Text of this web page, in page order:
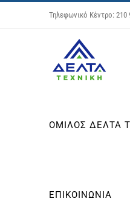
Τηλεφωνικό Κέντρο: 210
ΟΜΙΛΟΣ ΔΕΛΤΑ
ΕΠΙΚΟΙΝΩΝΙΑ